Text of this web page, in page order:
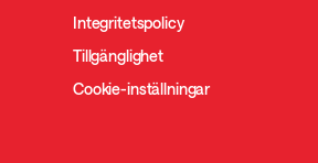
Integritetspolicy
Tillgänglighet
Cookie-inställningar